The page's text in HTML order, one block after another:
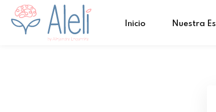
Inicio Nuestra